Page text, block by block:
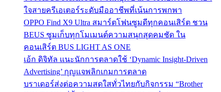
ใจสายครีเอเตอร์ระดับมืออาชีพที่เน้นการพกพา
OPPO Find X9 Ultra สมาร์ตโฟนซูมดีทุกคอนเสิร์ต ชวน
BEUS ซูมเก็บทุกโมเมนต์ความสนุกสุดคมชัด ใน
คอนเสิร์ต BUS LIGHT AS ONE
เอ้ก ดิจิทัล แนะนักการตลาดใช้ ‘Dynamic Insight-Driven
Advertising’ กุญแจพลิกเกมการตลาด
บราเดอร์ส่งต่อความสดใสทั่วไทยกับกิจกรรม “Brother